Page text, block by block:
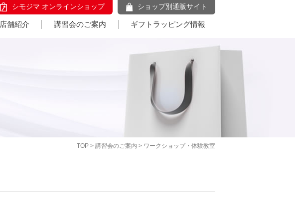
シモジマ オンラインショップ ショップ別通販サイト
店舗紹介 講習会のご案内 ギフトラッピング情報
TOP > 講習会のご案内 > ワークショップ・体験教室